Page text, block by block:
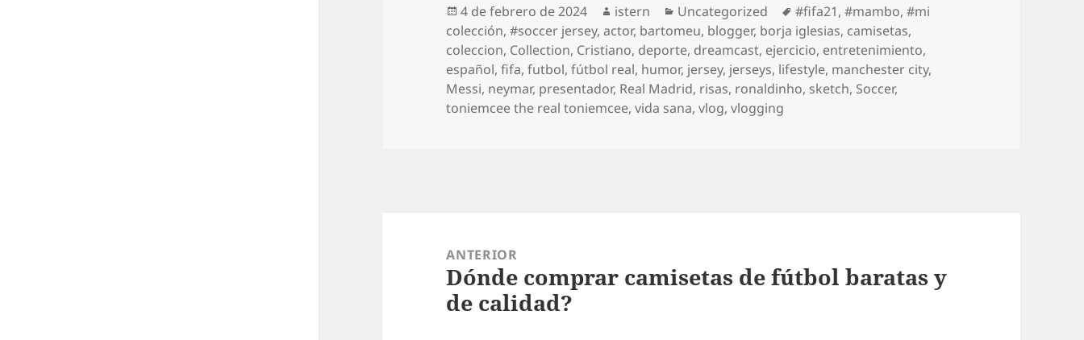
Publicado
el
4 de febrero de 2024 Autor
istern Categorías
Uncategorized Etiquetas
#fifa21,#mambo,#mi
colección,#soccer jersey,actor, bartomeu, blogger, borja iglesias, camisetas,
coleccion, Collection, Cristiano, deporte, dreamcast, ejercicio, entretenimiento,
español,fifa,futbol,fútbol real, humor, jersey, jerseys, lifestyle, manchester city,
Messi, neymar, presentador, Real Madrid, risas, ronaldinho, sketch, Soccer,
toniemcee the real toniemcee,vida sana,vlog,vlogging
entradas
ANTERIOR
Entrada
anterior:
Dónde comprar camisetas de fútbol baratas y
de calidad?